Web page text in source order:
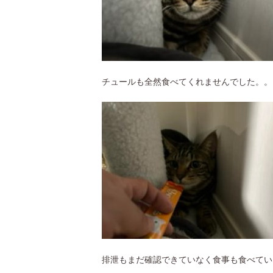
チュールも全然食べてくれませんでした。。
排泄もまだ確認できていなく食事も食べて